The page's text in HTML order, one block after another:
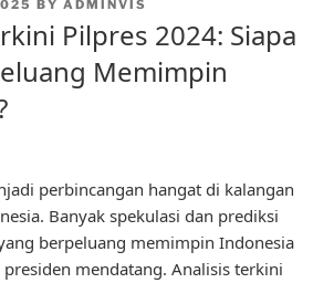
BY ADMINVIS
Pilpres 2024: Siapa
Memimpin
perbincangan hangat di kalangan
Banyak spekulasi dan prediksi
berpeluang memimpin Indonesia
mendatang. Analisis terkini